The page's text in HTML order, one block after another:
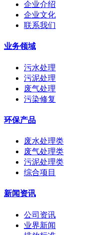
企业介绍
企业文化
联系我们
业务领域
污水处理
污泥处理
废气处理
污染修复
环保产品
废水处理类
废气处理类
污泥处理类
综合项目
新闻资讯
公司资讯
业界新闻